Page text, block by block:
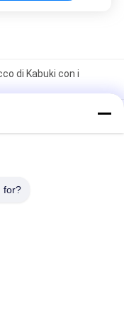
di Kabuki con i
del fan di bellezza di
di trucco maniglia
capelli ultra molli
for?